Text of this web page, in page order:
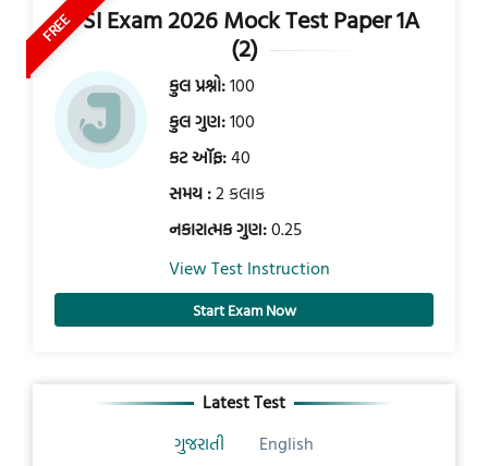
FREEPSI Exam 2026 Mock Test Paper 1A
(2)
કુલ પ્રશ્નો:100
કુલ ગુણ:100
કટ ઑફ:40
સમય :2 કલાક
નકારાત્મક ગુણ:0.25
View Test Instruction
Start Exam Now
Latest Test
ગુજરાતી
English